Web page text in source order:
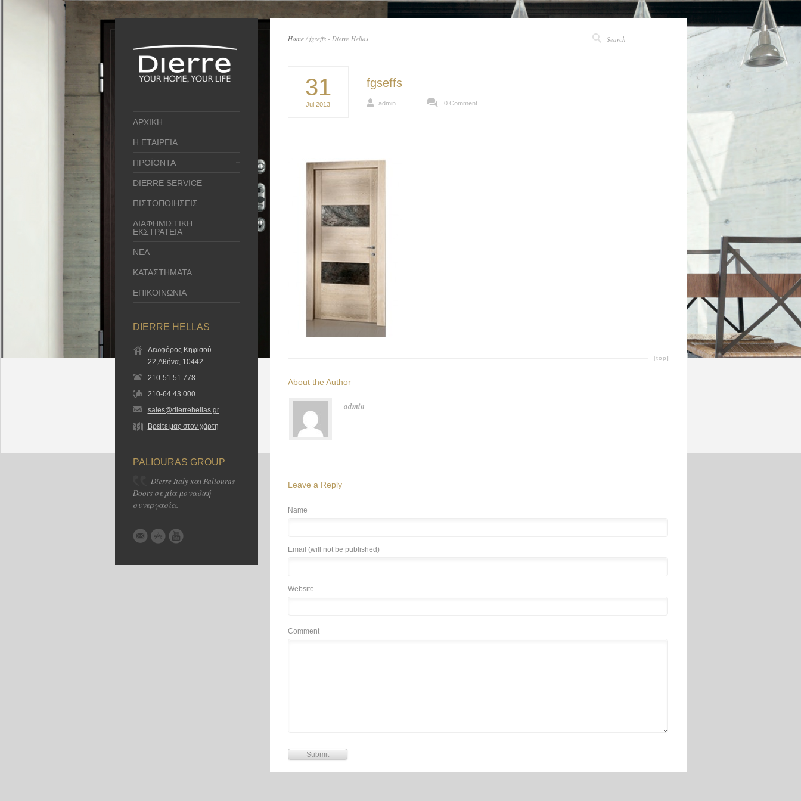
ΑΡΧΙΚΗ
Η ΕΤΑΙΡΕΙΑ
ΠΡΟΪΟΝΤΑ
DIERRE SERVICE
ΠΙΣΤΟΠΟΙΗΣΕΙΣ
ΔΙΑΦΗΜΙΣΤΙΚΗ
ΕΚΣΤΡΑΤΕΙΑ
ΝΕΑ
ΚΑΤΑΣΤΗΜΑΤΑ
ΕΠΙΚΟΙΝΩΝΙΑ
DIERRE HELLAS
Λεωφόρος Κηφισού
22,Αθήνα, 10442
210-51.51.778
210-64.43.000
sales@dierrehellas.gr
Βρείτε μας στον χάρτη
PALIOURAS GROUP
Dierre Italy και Paliouras
Doors σε μία μοναδική
συνεργασία.
Home/ fgseffs - Dierre Hellas
31
Jul 2013
fgseffs
admin 0 Comment
[top]
About the Author
admin
Leave a Reply
Name
Email (will not be published)
Website
Comment